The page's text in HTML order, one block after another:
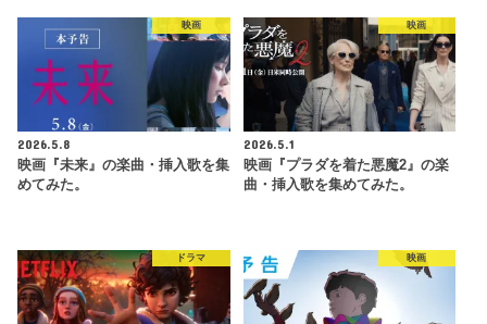
映画
2026.5.8
映画『未来』の楽曲・挿入歌を集
めてみた。
映画
2026.5.1
映画『プラダを着た悪魔2』の楽
曲・挿入歌を集めてみた。
ドラマ 映画